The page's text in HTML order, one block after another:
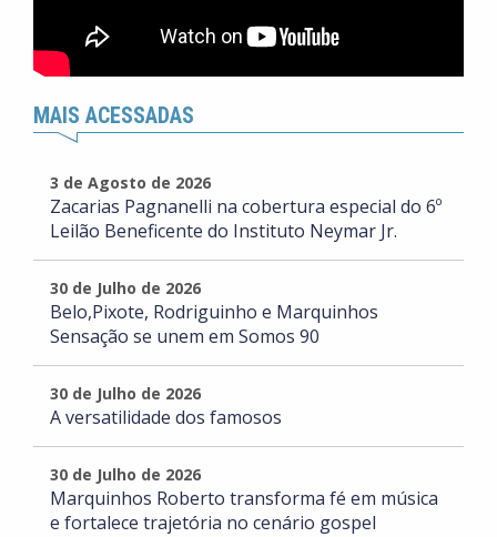
MAIS ACESSADAS
3 de Agosto de 2026
Zacarias Pagnanelli na cobertura especial do 6º
Leilão Beneficente do Instituto Neymar Jr.
30 de Julho de 2026
Belo,Pixote, Rodriguinho e Marquinhos
Sensação se unem em Somos 90
30 de Julho de 2026
A versatilidade dos famosos
30 de Julho de 2026
Marquinhos Roberto transforma fé em música
e fortalece trajetória no cenário gospel